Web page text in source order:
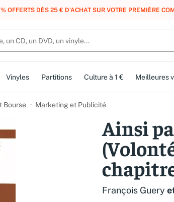
POINTS, DES RÉCOMPENSES :REJOIGNEZ
Vinyles Partitions Culture à 1 € Meilleures
Bourse Marketing et Publicité
Ainsi
François Guery